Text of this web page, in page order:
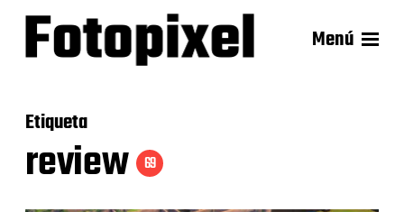
Menú
Etiqueta
review 69